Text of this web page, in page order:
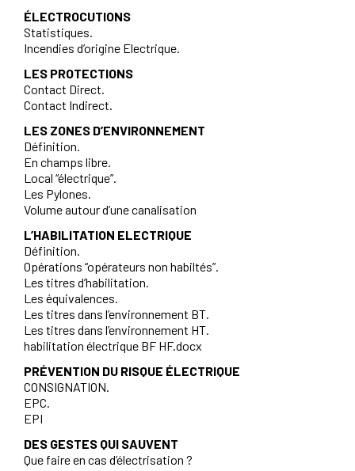
ÉLECTROCUTIONS
Statistiques.
Incendies d’origine Electrique.
LES PROTECTIONS
Contact Direct.
Contact Indirect.
LES ZONES D’ENVIRONNEMENT
Définition.
En champs libre.
Local “électrique”.
Les Pylones.
Volume autour d’une canalisation
L’HABILITATION ELECTRIQUE
Définition.
Opérations “opérateurs non habiltés”.
Les titres d’habilitation.
Les équivalences.
Les titres dans l’environnement BT.
Les titres dans l’environnement HT.
habilitation électrique BF HF.docx
PRÉVENTION DU RISQUE ÉLECTRIQUE
CONSIGNATION.
EPC.
EPI
DES GESTES QUI SAUVENT
Que faire en cas d’électrisation ?